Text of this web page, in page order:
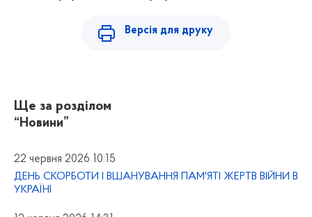
Версія для друку
Ще за розділом
“Новини”
22 червня 2026 10:15
ДЕНЬ СКОРБОТИ І ВШАНУВАННЯ ПАМ'ЯТІ ЖЕРТВ ВІЙНИ В
УКРАЇНІ